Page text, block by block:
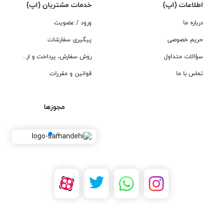
اطلاعات (اپ)
درباره ما
حریم خصوصی
سؤالات متداول
تماس با ما
خدمات مشتریان (اپ)
ورود / عضویت
پیگیری سفارشات
روش سفارش، پرداخت و ارسال
قوانین و مقررات
مجوزها